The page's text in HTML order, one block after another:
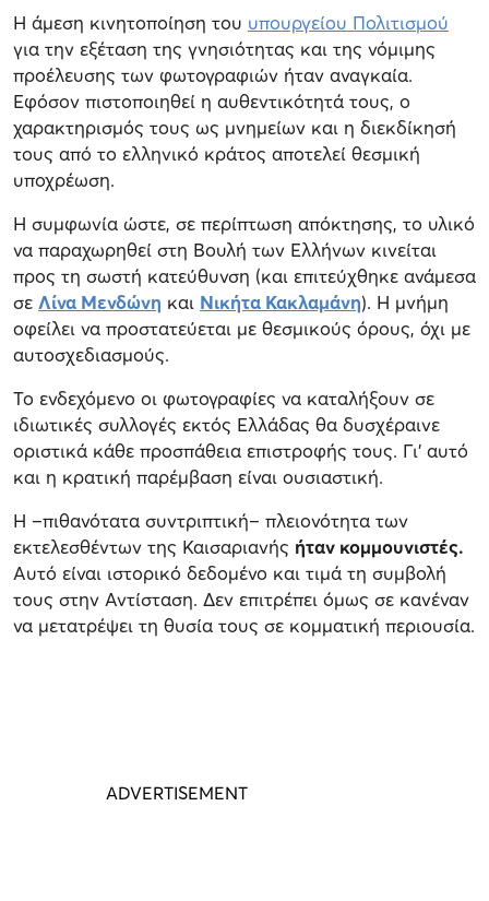
Η άμεση κινητοποίηση του υπουργείου Πολιτισμού
για την εξέταση της γνησιότητας και της νόμιμης
προέλευσης των φωτογραφιών ήταν αναγκαία.
Εφόσον πιστοποιηθεί η αυθεντικότητά τους, ο
χαρακτηρισμός τους ως μνημείων και η διεκδίκησή
τους από το ελληνικό κράτος αποτελεί θεσμική
υποχρέωση.
Η συμφωνία ώστε, σε περίπτωση απόκτησης, το υλικό
να παραχωρηθεί στη Βουλή των Ελλήνων κινείται
προς τη σωστή κατεύθυνση (και επιτεύχθηκε ανάμεσα
σε Λίνα Μενδώνη και Νικήτα Κακλαμάνη). Η μνήμη
οφείλει να προστατεύεται με θεσμικούς όρους, όχι με
αυτοσχεδιασμούς.
Το ενδεχόμενο οι φωτογραφίες να καταλήξουν σε
ιδιωτικές συλλογές εκτός Ελλάδας θα δυσχέραινε
οριστικά κάθε προσπάθεια επιστροφής τους. Γι’ αυτό
και η κρατική παρέμβαση είναι ουσιαστική.
Η –πιθανότατα συντριπτική– πλειονότητα των
εκτελεσθέντων της Καισαριανής ήταν κομμουνιστές.
Αυτό είναι ιστορικό δεδομένο και τιμά τη συμβολή
τους στην Αντίσταση. Δεν επιτρέπει όμως σε κανέναν
να μετατρέψει τη θυσία τους σε κομματική περιουσία.